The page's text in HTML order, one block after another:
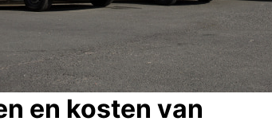
en kosten van